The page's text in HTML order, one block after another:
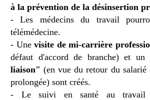
à la prévention de la désinsertion
- Les médecins du travail
télémédecine.
- Une visite de mi-carrière
défaut d'accord de branche) et un
liaison" (en vue du retour du salarié
prolongée) sont créés.
- Le suivi en santé au travail